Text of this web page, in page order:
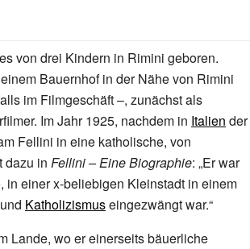
von drei Kindern in Rimini geboren.
Bauernhof in der Nähe von Rimini
im Filmgeschäft –, zunächst als
Im Jahr 1925, nachdem in Italien der
Fellini in eine katholische, von
dazu in Fellini – Eine Biographie: „Er war
einer x-beliebigen Kleinstadt in einem
und Katholizismuseingezwängt war.“
Lande, wo er einerseits bäuerliche